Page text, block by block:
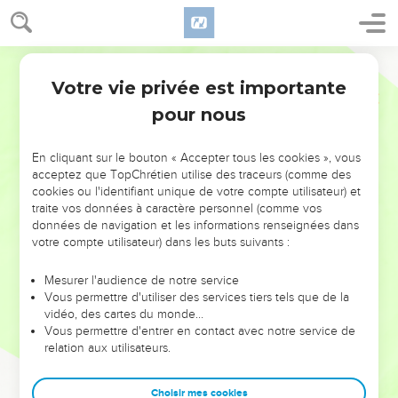
NE MANQUEZ PAS L’ÉVÉNEMENT
DE L’ANNÉE !
ET SI LEURS ERREURS POUVAIENT VOUS ÉVITER LES
VOTRES ?
leur foi ou leur vision. Mais on voit moins les doutes, les erreurs
et les saisons difficiles qu'ils ont traversés, alors même que ce
sont elles qui les ont façonnés.
Dans cette conférence, leaders, entrepreneurs, et responsables
clés pour avancer avec plus de sagesse afin que leurs erreurs
Votre vie privée est importante
pour nous
En cliquant sur le bouton « Accepter tous les cookies », vous
acceptez que TopChrétien utilise des traceurs (comme des
cookies ou l'identifiant unique de votre compte utilisateur) et
traite vos données à caractère personnel (comme vos
données de navigation et les informations renseignées dans
votre compte utilisateur) dans les buts suivants :
Mesurer l'audience de notre service
Vous permettre d'utiliser des services tiers tels que de la
vidéo, des cartes du monde…
Vous permettre d'entrer en contact avec notre service de
relation aux utilisateurs.
Choisir mes cookies